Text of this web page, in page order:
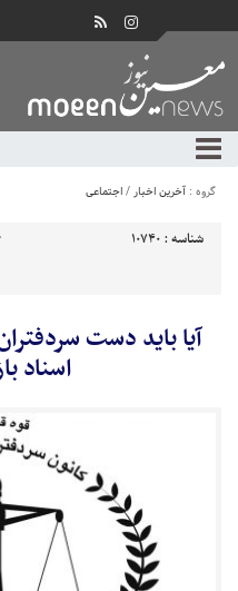
گروه : آخرین اخبار/اجتماعی
شناسه : 10740
آیا باید دست
اسناد